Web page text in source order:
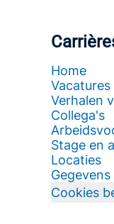
Home
Vacatures
Verhalen
Collega's
Stage en
Locaties
Cookies